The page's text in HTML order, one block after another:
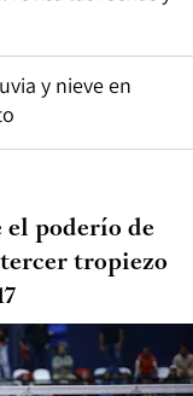
y nieve en
el poderío de
tropiezo